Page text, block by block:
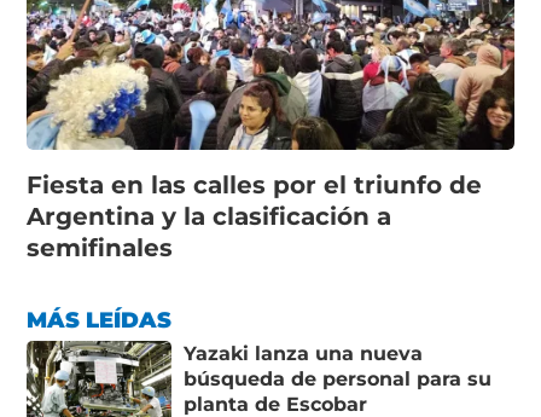
Fiesta en las calles por el triunfo de
Argentina y la clasificación a
semifinales
MÁS LEÍDAS
Yazaki lanza una nueva
búsqueda de personal para su
planta de Escobar